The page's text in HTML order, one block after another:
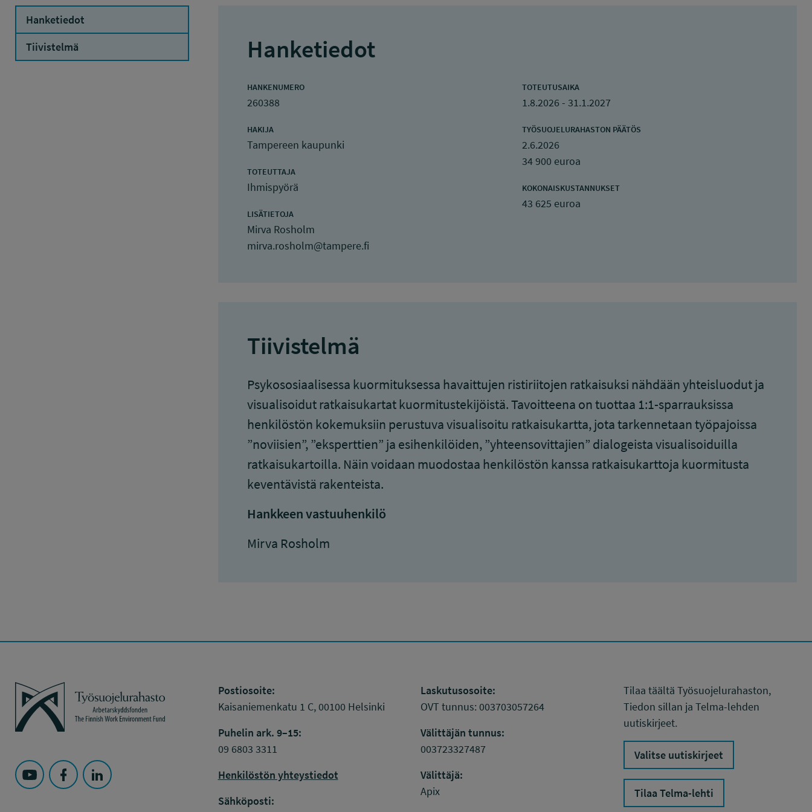
Hanketiedot
Tiivistelmä
Hanketiedot
HANKENUMERO
260388
HAKIJA
Tampereen kaupunki
TOTEUTTAJA
Ihmispyörä
LISÄTIETOJA
Mirva Rosholm
mirva.rosholm@tampere.fi
TOTEUTUSAIKA
1.8.2026 - 31.1.2027
TYÖSUOJELURAHASTON PÄÄTÖS
2.6.2026
34 900 euroa
KOKONAISKUSTANNUKSET
43 625 euroa
Tiivistelmä
Psykososiaalisessa kuormituksessa havaittujen ristiriitojen ratkaisuksi nähdään yhteisluodut ja
visualisoidut ratkaisukartat kuormitustekijöistä. Tavoitteena on tuottaa 1:1-sparrauksissa
henkilöstön kokemuksiin perustuva visualisoitu ratkaisukartta, jota tarkennetaan työpajoissa
”noviisien”, ”eksperttien” ja esihenkilöiden, ”yhteensovittajien” dialogeista visualisoiduilla
ratkaisukartoilla. Näin voidaan muodostaa henkilöstön kanssa ratkaisukarttoja kuormitusta
keventävistä rakenteista.
Hankkeen vastuuhenkilö
Mirva Rosholm
Työsuojelurahasto
Seuraa Työsuojelurahasto kohteessa: YouTube
Seuraa Työsuojelurahasto kohteessa: Facebook
Seuraa Työsuojelurahasto kohteessa: LinkedIn
Postiosoite:
Kaisaniemenkatu 1 C, 00100 Helsinki
Puhelin ark. 9–15:
09 6803 3311
Henkilöstön yhteystiedot
Sähköposti:
Laskutusosoite:
OVT tunnus: 003703057264
Välittäjän tunnus:
003723327487
Välittäjä:
Apix
Tilaa täältä Työsuojelurahaston,
Tiedon sillan ja Telma-lehden
uutiskirjeet.
Valitse uutiskirjeet
Tilaa Telma-lehti